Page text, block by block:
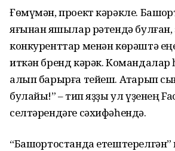
Ғөмүмән, проект кәрәкле.
яғынан яҡшылар рәтендә булған,
конкуренттар менән көрәштә
иткән бренд кәрәк. Командалар
алып барырға тейеш. Атҡарып
булайыҡ!” – тип яҙҙы ул үҙенең
селтәрендәге сәхифәһендә.
“Башҡортостанда